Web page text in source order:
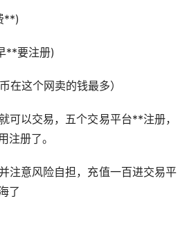
**)
要注册)
个网卖的钱最多）
可以交易，五个交易平台**注册，
注册了。
注意风险自担，充值一百进交易平
了